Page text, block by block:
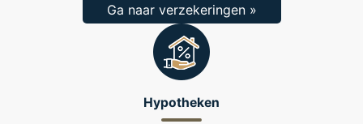
Ga naar verzekeringen »
Hypotheken